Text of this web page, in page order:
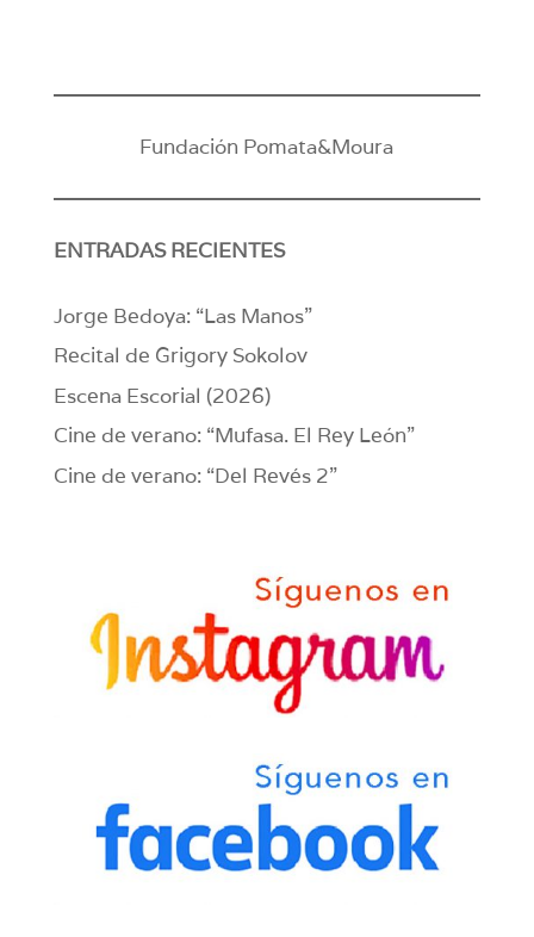
Fundación Pomata&Moura
ENTRADAS RECIENTES
Jorge Bedoya: “Las Manos”
Recital de Grigory Sokolov
Escena Escorial (2026)
Cine de verano: “Mufasa. El Rey León”
Cine de verano: “Del Revés 2”